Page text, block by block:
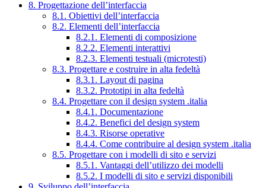
8. Progettazione dell’interfaccia
8.1. Obiettivi dell’interfaccia
8.2. Elementi dell’interfaccia
8.2.1. Elementi di composizione
8.2.2. Elementi interattivi
8.2.3. Elementi testuali (microtesti)
8.3. Progettare e costruire in alta fedeltà
8.3.1. Layout di pagina
8.3.2. Prototipi in alta fedeltà
8.4. Progettare con il design system .italia
8.4.1. Documentazione
8.4.2. Benefici del design system
8.4.3. Risorse operative
8.4.4. Come contribuire al design system .italia
8.5. Progettare con i modelli di sito e servizi
8.5.1. Vantaggi dell’utilizzo dei modelli
8.5.2. I modelli di sito e servizi disponibili